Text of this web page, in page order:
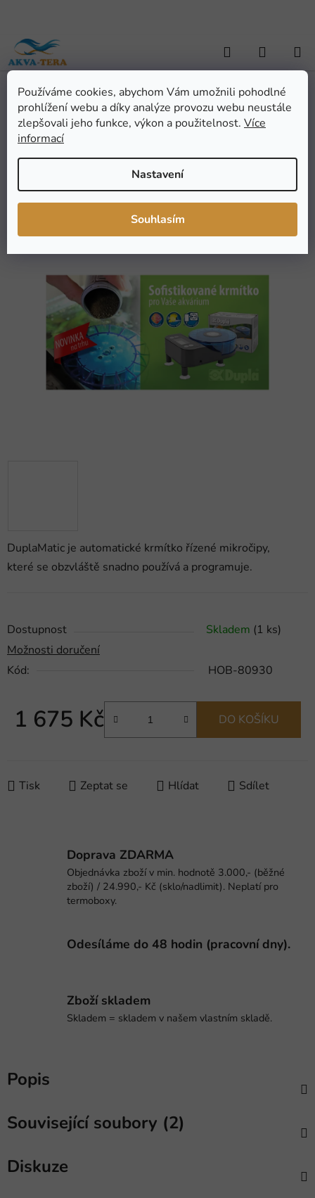
Používáme cookies, abychom Vám umožnili pohodlné
prohlížení webu a díky analýze provozu webu neustále
zlepšovali jeho funkce, výkon a použitelnost. Více
informací
Nastavení
Souhlasím
obsah
Hledat
KOŠÍK
Domů / AKVARISTIKA / Akvarijní technika / Krmítka
DUPLA
Krmítko DuplaMatic
DuplaMatic je automatické krmítko řízené mikročipy,
které se obzvláště snadno používá a programuje.
Dostupnost Skladem (1 ks)
Možnosti doručení
Kód:
HOB-80930
1 675 Kč DO KOŠÍKU
Tisk Zeptat se Hlídat Sdílet
DUPLA Krmítko
DuplaMatic
hodnocení
0,0
hvězdiček.
Podrobnosti hodnocení
Značka:Hobby
Doprava ZDARMA
Objednávka zboží v min. hodnotě 3.000,- (běžné
zboží) / 24.990,- Kč (sklo/nadlimit). Neplatí pro
termoboxy.
Odesíláme do 48 hodin (pracovní dny).
Zboží skladem
Skladem = skladem v našem vlastním skladě.
Popis
Související soubory (2)
Diskuze